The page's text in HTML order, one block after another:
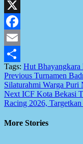
WhatsApp
X
Facebook
Email
Share
Tags: Hut Bhayangkara
Post
navigation
Previous Turnamen
Silaturahmi Warga Puri
Next ICF Kota Bekasi
Racing 2026,
More Stories